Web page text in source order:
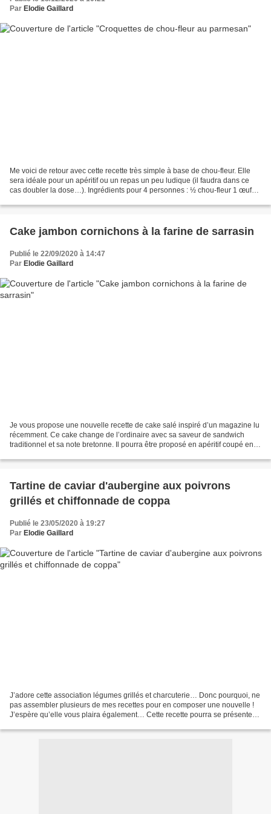
Par Elodie Gaillard
Me voici de retour avec cette recette très simple à base de chou-fleur. Elle
sera idéale pour un apéritif ou un repas un peu ludique (il faudra dans ce
cas doubler la dose…). Ingrédients pour 4 personnes : ½ chou-fleur 1 œuf
Cake jambon cornichons à la farine de sarrasin
Publié le 22/09/2020 à 14:47
Par Elodie Gaillard
Je vous propose une nouvelle recette de cake salé inspiré d’un magazine lu
récemment. Ce cake change de l’ordinaire avec sa saveur de sandwich
traditionnel et sa note bretonne. Il pourra être proposé en apéritif coupé en
Tartine de caviar d'aubergine aux poivrons
grillés et chiffonnade de coppa
Publié le 23/05/2020 à 19:27
Par Elodie Gaillard
J’adore cette association légumes grillés et charcuterie… Donc pourquoi, ne
pas assembler plusieurs de mes recettes pour en composer une nouvelle !
J’espère qu’elle vous plaira également… Cette recette pourra se présenter